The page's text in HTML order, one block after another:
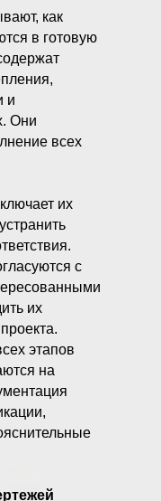
как
в готовую
и
Они
всех
их
с
их
этапов
на